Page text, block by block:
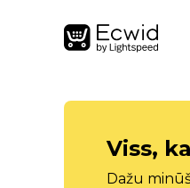
Viss,
Dažu